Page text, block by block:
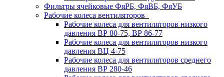
Фильтры ячейковые ФяРБ, ФяВБ, ФяУБ
Рабочие колеса вентиляторов
Рабочие колеса для вентиляторов низкого
давления ВР 80-75, ВР 86-77
Рабочие колеса для вентиляторов низкого
давления ВЦ 4-75
Рабочие колеса для вентиляторов среднего
давления ВР 280-46